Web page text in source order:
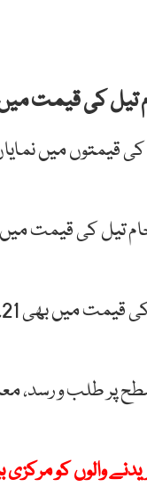
میں 4.65 فیصد کمی ہو
قیمتوں میں
پر طلب و رسد،
والوں کو